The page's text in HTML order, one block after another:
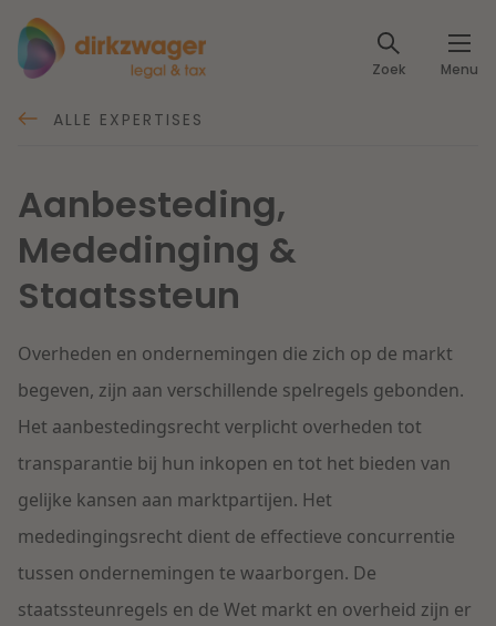
Zoek Menu
Expertises
Fiscaal
Arbeid & Pensioen
IT & Privacy
IE & Innovatie
Herstructurering & Insolventie
Energie
Thema's
Lees meer
Dichtbij een toekomstbestendige zorg
Lees meer
Artikelen
Klantcases
Events
Specialisten
Over Dirkzwager
Internationale partners
Nieuws
Werken bij
Contact
Nederlands
English
ALLE EXPERTISES
Aanbesteding,
Mededinging &
Staatssteun
Overheden en ondernemingen die zich op de markt
begeven, zijn aan verschillende spelregels gebonden.
Het aanbestedingsrecht verplicht overheden tot
transparantie bij hun inkopen en tot het bieden van
gelijke kansen aan marktpartijen. Het
mededingingsrecht dient de effectieve concurrentie
tussen ondernemingen te waarborgen. De
staatssteunregels en de Wet markt en overheid zijn er